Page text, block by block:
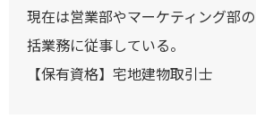
現在は営業部やマーケティング部
括業務に従事している。
【保有資格】宅地建物取引士